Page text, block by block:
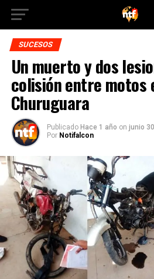
SUCESOS
Un muerto y dos
colisión entre motos
Churuguara
Publicado Hace 1 año on junio
Por Notifalcon